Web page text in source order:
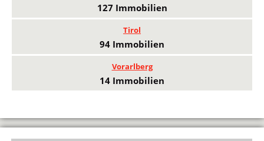
127 Immobilien
Tirol
94 Immobilien
Vorarlberg
14 Immobilien